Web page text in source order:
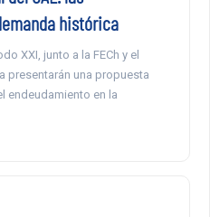
histórica
XXI, junto a la FECh y el
presentarán una propuesta
endeudamiento en la